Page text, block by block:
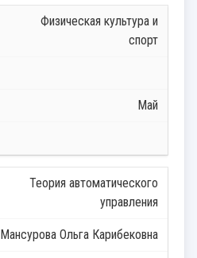
Физическая культура и
спорт
Май
Теория автоматического
управления
Мансурова Ольга Карибековна